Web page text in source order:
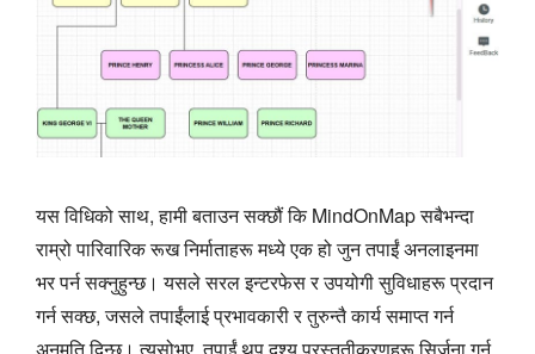
यस विधिको साथ, हामी बताउन सक्छौं कि MindOnMap सबैभन्दा
राम्रो पारिवारिक रूख निर्माताहरू मध्ये एक हो जुन तपाईं अनलाइनमा
भर पर्न सक्नुहुन्छ। यसले सरल इन्टरफेस र उपयोगी सुविधाहरू प्रदान
गर्न सक्छ, जसले तपाईंलाई प्रभावकारी र तुरुन्तै कार्य समाप्त गर्न